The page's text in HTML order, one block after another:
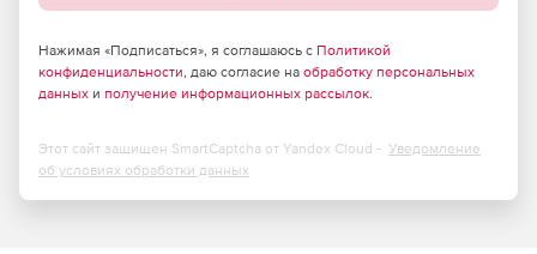
Нажимая «Подписаться», я соглашаюсь с Политикой
конфиденциальности, даю согласие на обработку персональных
данных и получение информационных рассылок.
Этот сайт защищен SmartCaptcha от Yandex Cloud - Уведомление
об условиях обработки данных